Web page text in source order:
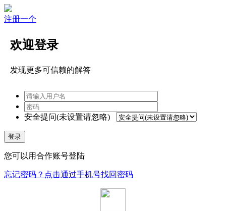
注册一个
欢迎登录
发现更多可信赖的解答
安全提问(未设置请忽略)
登录
您可以用合作账号登陆
忘记密码？点击通过手机号找回密码